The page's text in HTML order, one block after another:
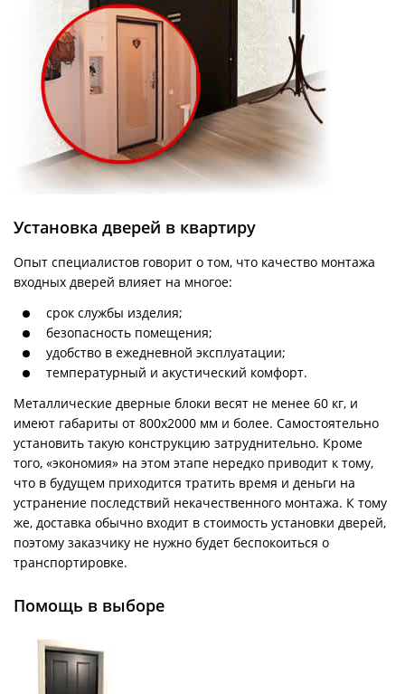
Установка дверей в квартиру
Опыт специалистов говорит о том, что качество монтажа
входных дверей влияет на многое:
срок службы изделия;
безопасность помещения;
удобство в ежедневной эксплуатации;
температурный и акустический комфорт.
Металлические дверные блоки весят не менее 60 кг, и
имеют габариты от 800х2000 мм и более. Самостоятельно
установить такую конструкцию затруднительно. Кроме
того, «экономия» на этом этапе нередко приводит к тому,
что в будущем приходится тратить время и деньги на
устранение последствий некачественного монтажа. К тому
же, доставка обычно входит в стоимость установки дверей,
поэтому заказчику не нужно будет беспокоиться о
транспортировке.
Помощь в выборе